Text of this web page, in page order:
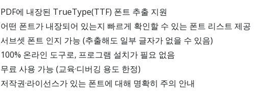
PDF에 내장된 TrueType(TTF) 폰트 추출 지원
어떤 폰트가 내장되어 있는지 빠르게 확인할 수 있는 폰트 리스트 제공
서브셋 폰트 인지 가능 (추출해도 일부 글자가 없을 수 있음)
100% 온라인 도구로, 프로그램 설치가 필요 없음
무료 사용 가능 (교육·디버깅 용도 한정)
저작권·라이선스가 있는 폰트에 대해 명확히 주의 안내